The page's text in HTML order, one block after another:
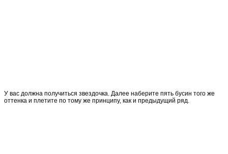
У вас должна получиться звездочка. Далее наберите пять бусин того же
оттенка и плетите по тому же принципу, как и предыдущий ряд.